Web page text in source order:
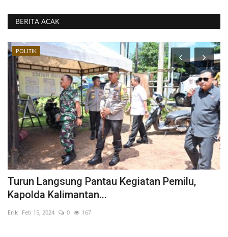
BERITA ACAK
POLITIK
Turun Langsung Pantau Kegiatan Pemilu,
Kapolda Kalimantan...
Erik Feb 15, 2024 0 167